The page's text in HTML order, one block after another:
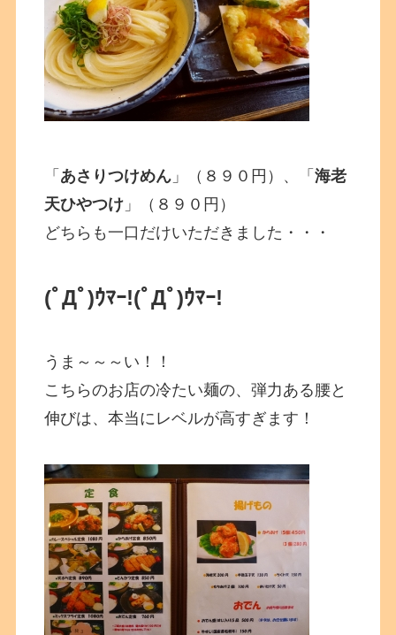
「 あさりつけめん 」（８９０円）、「海老
天ひやつけ 」（８９０円）
どちらも一口だけいただきました・・・
(ﾟДﾟ)ｳﾏｰ!(ﾟДﾟ)ｳﾏｰ!
うま～～～い！！
こちらのお店の冷たい麺の、弾力ある腰と
伸びは、本当にレベルが高すぎます！